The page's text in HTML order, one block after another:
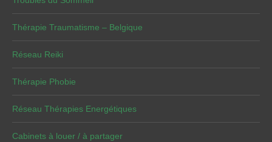
Thérapie Traumatisme – Belgique
Réseau Reiki
Thérapie Phobie
Réseau Thérapies Energétiques
Cabinets à louer / à partager